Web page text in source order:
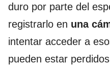
duro por parte del
registrarlo en una
intentar acceder a
pueden estar